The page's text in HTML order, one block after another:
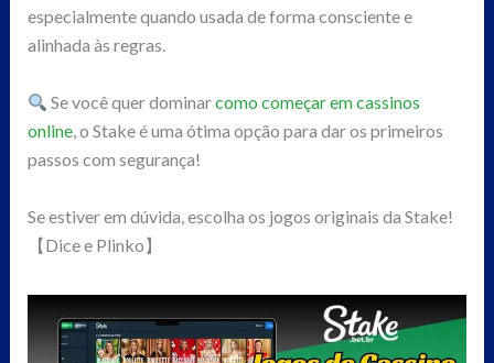
especialmente quando usada de forma consciente e
alinhada às regras.
Se você quer dominarcomo começar em cassinos
online, o Stake é uma ótima opção para dar os primeiros
passos com segurança!
Se estiver em dúvida, escolha os jogos originais da Stake!
【Dice e Plinko】